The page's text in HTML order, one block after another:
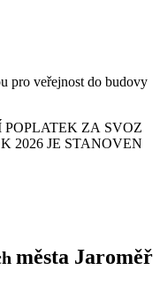
pro veřejnost do budovy
ZA SVOZ
2026 JE STANOVEN
města Jaroměř